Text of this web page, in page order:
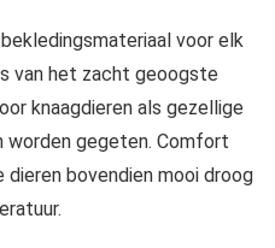
voor elk
van het zacht geoogste
knaagdieren als gezellige
worden gegeten. Comfort
bovendien mooi droog